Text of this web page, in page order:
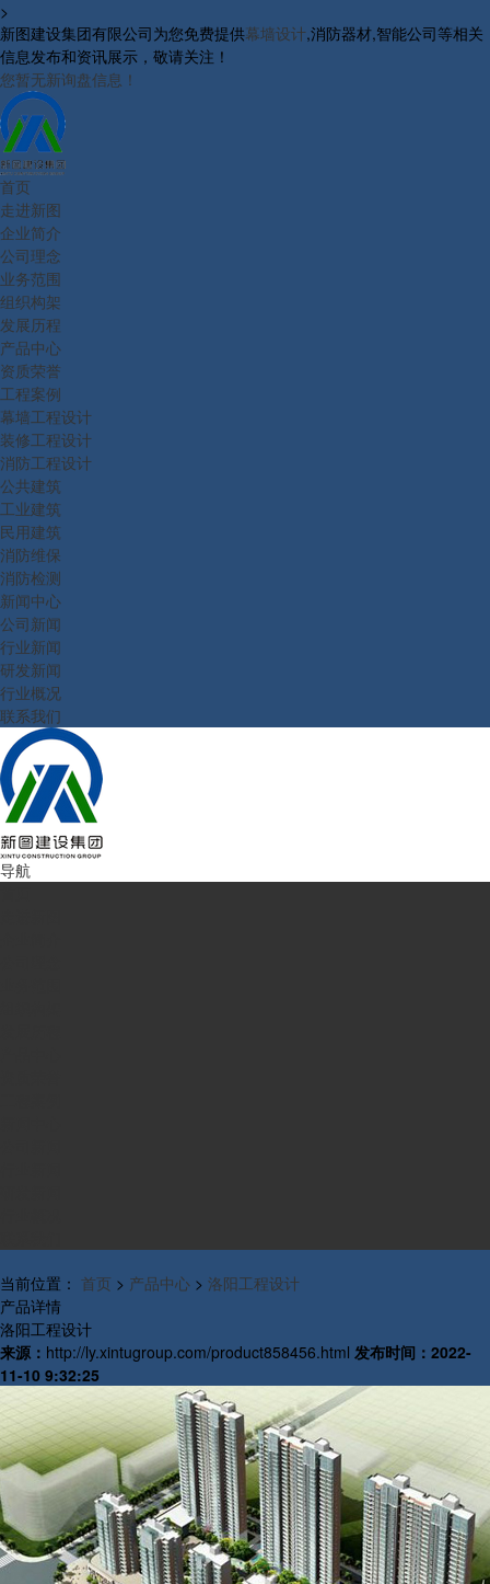
>
新图建设集团有限公司为您免费提供幕墙设计,消防器材,智能公司等相关
信息发布和资讯展示，敬请关注！
您暂无新询盘信息！
首页
走进新图
企业简介
公司理念
业务范围
组织构架
发展历程
产品中心
资质荣誉
工程案例
幕墙工程设计
装修工程设计
消防工程设计
公共建筑
工业建筑
民用建筑
消防维保
消防检测
新闻中心
公司新闻
行业新闻
研发新闻
行业概况
联系我们
导航
当前位置： 首页 > 产品中心 > 洛阳工程设计
产品详情
洛阳工程设计
来源： http://ly.xintugroup.com/product858456.html 发布时间： 2022-
11-10 9:32:25